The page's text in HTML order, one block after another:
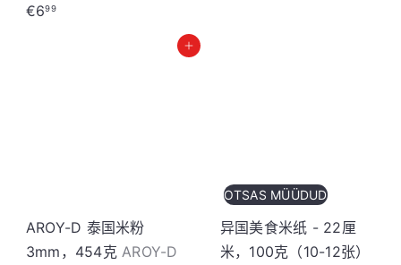
€699
加入购物车
AROY-D 泰国米粉
3mm，454克 AROY-D
OTSAS MÜÜDUD
异国美食米纸 - 22厘
米，100克（10-12张）